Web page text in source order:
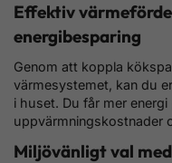
Effektiv
energibesparing
Genom att koppla
värmesystemet, kan du
i huset. Du får mer
uppvärmningskostnader
Miljövänligt val